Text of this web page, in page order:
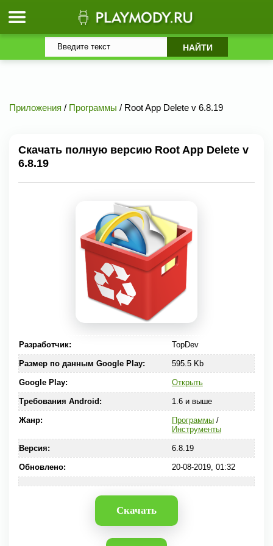
Приложения / Программы / Root App Delete v 6.8.19
Скачать полную версию Root App Delete v
6.8.19
Разработчик: TopDev
Размер по данным Google Play: 595.5 Kb
Google Play: Открыть
Требования Android: 1.6 и выше
Жанр: Программы/
Инструменты
Версия: 6.8.19
Обновлено: 20-08-2019, 01:32
Скачать